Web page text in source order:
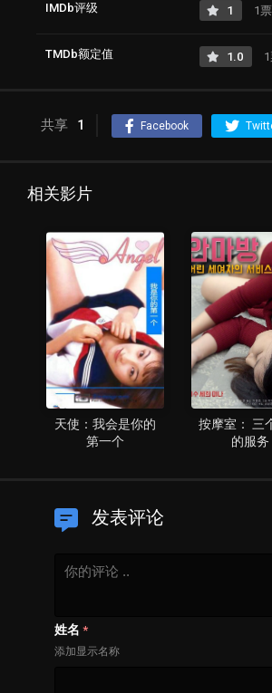
IMDb评级 1 1票
TMDb额定值 1.0
共享 1 Facebook
相关影片
天使：我会是你的
第一个
按摩室： 三
的服务
发表评论
姓名 *
添加显示名称